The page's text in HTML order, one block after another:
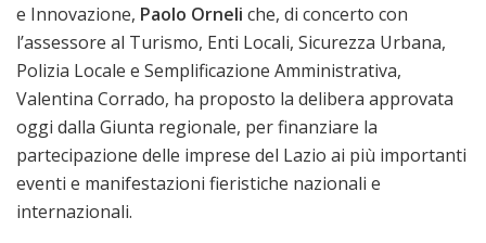
e Innovazione, Paolo Orneli che, di concerto con
l’assessore al Turismo, Enti Locali, Sicurezza Urbana,
Polizia Locale e Semplificazione Amministrativa,
Valentina Corrado, ha proposto la delibera approvata
oggi dalla Giunta regionale, per finanziare la
partecipazione delle imprese del Lazio ai più importanti
eventi e manifestazioni fieristiche nazionali e
internazionali.